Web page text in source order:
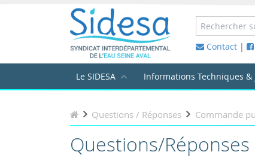
Contact |
Le SIDESA Informations Techniques &
Questions / Réponses Commande
Questions/